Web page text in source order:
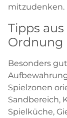
mitzudenken.
Tipps
Ordnung
Besonders
Spielzonen
Sandbereich,
Spielküche,